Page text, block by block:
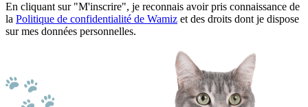
En cliquant sur "M'inscrire", je reconnais avoir pris connaissance de
la Politique de confidentialité de Wamiz et des droits dont je dispose
sur mes données personnelles.